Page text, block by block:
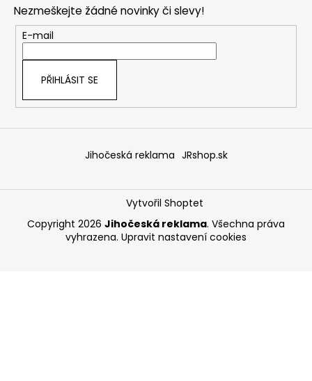
Nezmeškejte žádné novinky či slevy!
E-mail
PŘIHLÁSIT SE
Jihočeská reklama JRshop.sk
Vytvořil Shoptet
Copyright 2026 Jihočeská reklama. Všechna práva
vyhrazena. Upravit nastavení cookies